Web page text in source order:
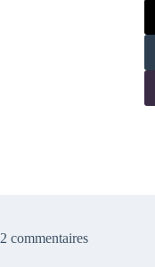
2 commentaires